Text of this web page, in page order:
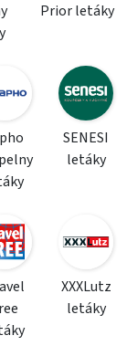
Prior letáky
SENESI
letáky
XXXLutz
letáky